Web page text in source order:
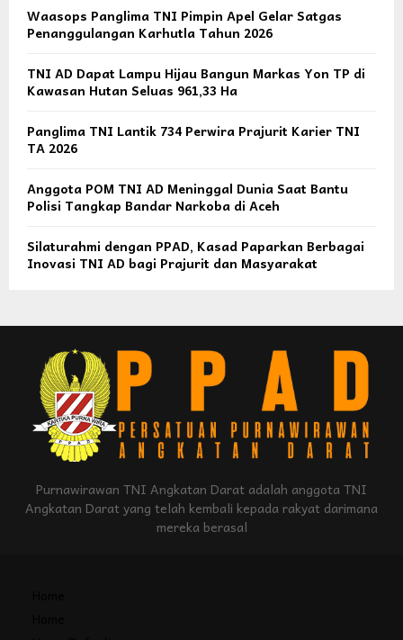
Waasops Panglima TNI Pimpin Apel Gelar Satgas
Penanggulangan Karhutla Tahun 2026
TNI AD Dapat Lampu Hijau Bangun Markas Yon TP di
Kawasan Hutan Seluas 961,33 Ha
Panglima TNI Lantik 734 Perwira Prajurit Karier TNI
TA 2026
Anggota POM TNI AD Meninggal Dunia Saat Bantu
Polisi Tangkap Bandar Narkoba di Aceh
Silaturahmi dengan PPAD, Kasad Paparkan Berbagai
Inovasi TNI AD bagi Prajurit dan Masyarakat
Purnawirawan TNI Angkatan Darat adalah anggota TNI
Angkatan Darat yang telah kembali kepada rakyat darimana
mereka berasal